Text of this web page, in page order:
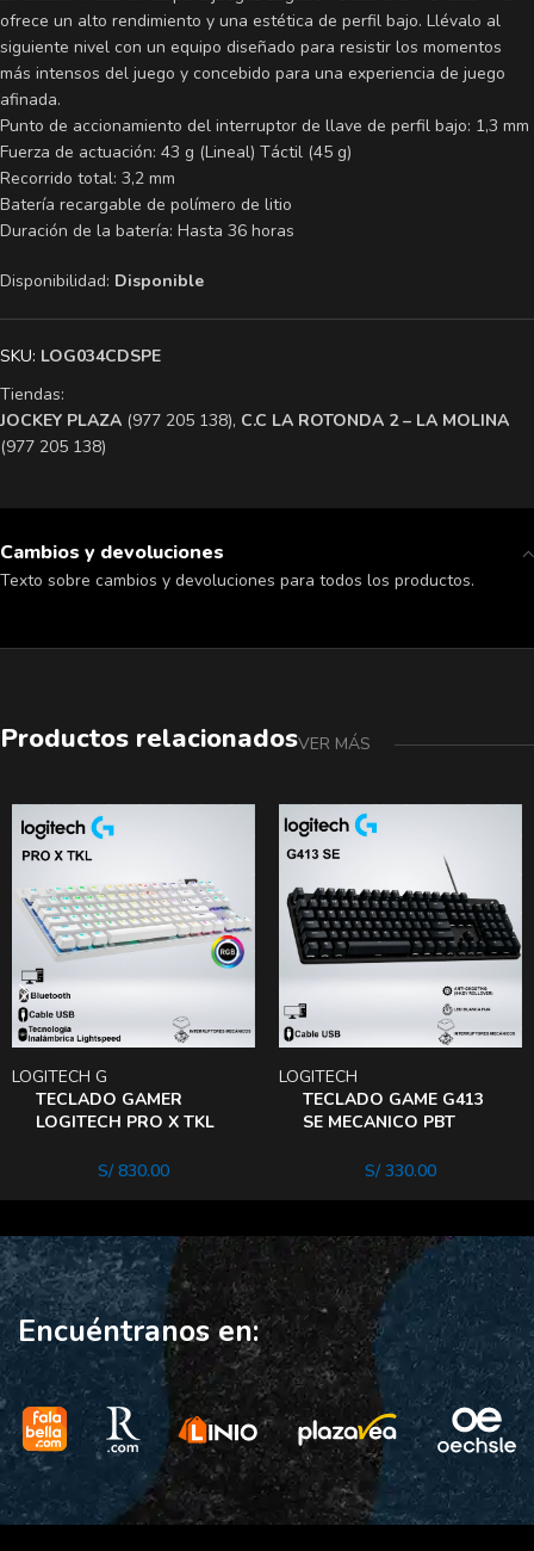
ofrece un alto rendimiento y una estética de perfil bajo. Llévalo al
siguiente nivel con un equipo diseñado para resistir los momentos
más intensos del juego y concebido para una experiencia de juego
afinada.
Punto de accionamiento del interruptor de llave de perfil bajo: 1,3 mm
Fuerza de actuación: 43 g (Lineal) Táctil (45 g)
Recorrido total: 3,2 mm
Batería recargable de polímero de litio
Duración de la batería: Hasta 36 horas
Disponibilidad: Disponible
SKU: LOG034CDSPE
Tiendas:
​JOCKEY PLAZA (977 205 138), ​C.C LA ROTONDA 2 – LA MOLINA
(977 205 138)
Cambios y devoluciones
Texto sobre cambios y devoluciones para todos los productos.
Productos relacionadosVER MÁS
TECLADO GAMER
LOGITECH PRO X TKL
Wireless
LOGITECH G
S/830.00
TECLADO GAME G413
SE MECANICO PBT
CALIDAD LUZ BLANC
LOGITECH
S/330.00
Encuéntranos en: